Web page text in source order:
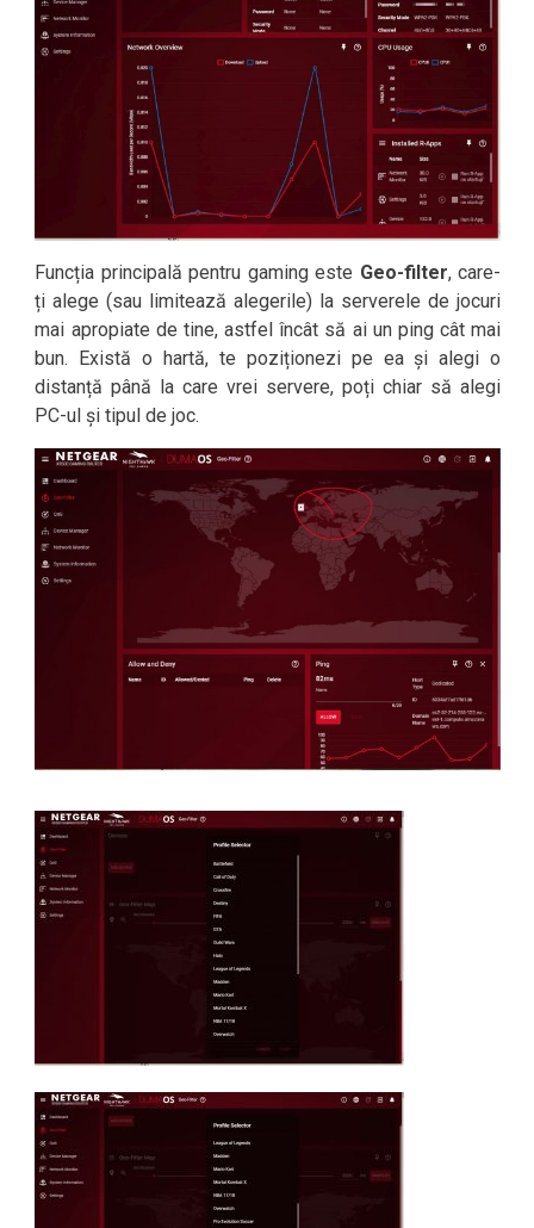
Funcția principală pentru gaming este Geo-filter, care-
ți alege (sau limitează alegerile) la serverele de jocuri
mai apropiate de tine, astfel încât să ai un ping cât mai
bun. Există o hartă, te poziționezi pe ea și alegi o
distanță până la care vrei servere, poți chiar să alegi
PC-ul și tipul de joc.